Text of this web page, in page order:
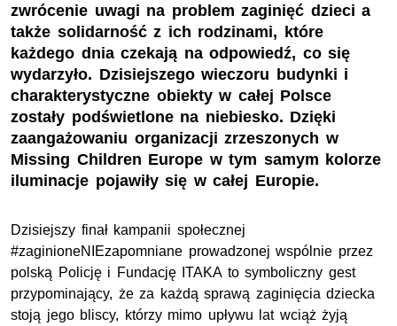
zwrócenie uwagi na problem zaginięć dzieci a
także solidarność z ich rodzinami, które
każdego dnia czekają na odpowiedź, co się
wydarzyło. Dzisiejszego wieczoru budynki i
charakterystyczne obiekty w całej Polsce
zostały podświetlone na niebiesko. Dzięki
zaangażowaniu organizacji zrzeszonych w
Missing Children Europe w tym samym kolorze
iluminacje pojawiły się w całej Europie.
Dzisiejszy finał kampanii społecznej
#zaginioneNIEzapomniane prowadzonej wspólnie przez
polską Policję i Fundację ITAKA to symboliczny gest
przypominający, że za każdą sprawą zaginięcia dziecka
stoją jego bliscy, którzy mimo upływu lat wciąż żyją